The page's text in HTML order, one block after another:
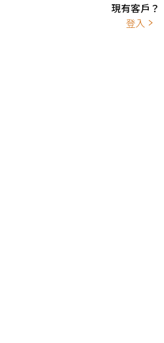
現有客戶？
登入